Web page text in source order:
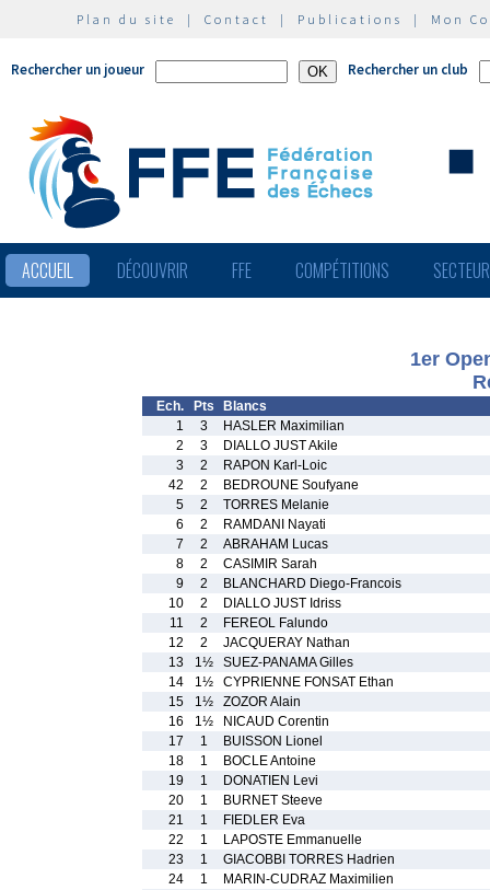
Plan du site | Contact | Publications | Mon
Rechercher un joueur Rechercher un club
ACCUEIL DÉCOUVRIR FFE COMPÉTITIONS
1er
Ech. Pts
Blancs
1
3
HASLER Maximilian
2
3
DIALLO JUST Akile
3
2
RAPON Karl-Loic
42
2
BEDROUNE Soufyane
5
2
TORRES Melanie
6
2
RAMDANI Nayati
7
2
ABRAHAM Lucas
8
2
CASIMIR Sarah
9
2
BLANCHARD Diego-Francois
10
2
DIALLO JUST Idriss
11
2
FEREOL Falundo
12
2
JACQUERAY Nathan
13
1½
SUEZ-PANAMA Gilles
14
1½
CYPRIENNE FONSAT Ethan
15
1½
ZOZOR Alain
16
1½
NICAUD Corentin
17
1
BUISSON Lionel
18
1
BOCLE Antoine
19
1
DONATIEN Levi
20
1
BURNET Steeve
21
1
FIEDLER Eva
22
1
LAPOSTE Emmanuelle
23
1
GIACOBBI TORRES Hadrien
24
1
MARIN-CUDRAZ Maximilien